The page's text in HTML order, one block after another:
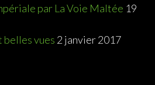
par La Voie Maltée 19
belles vues 2 janvier 2017